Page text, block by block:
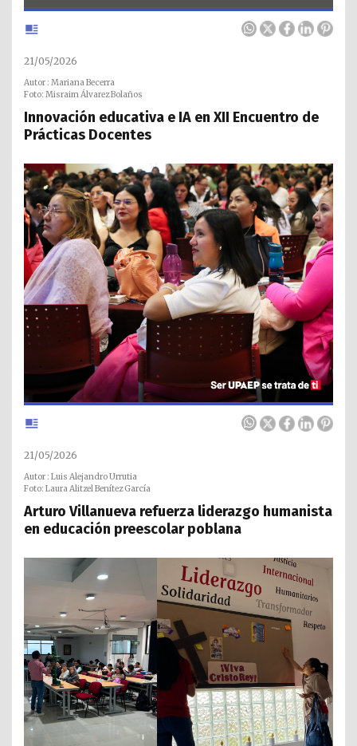
21/05/2026
Autor : Mariana Becerra
Foto: Misraim Álvarez Bolaños
Innovación educativa e IA en XII Encuentro de
Prácticas Docentes
21/05/2026
Autor : Luis Alejandro Urrutia
Foto: Laura Alitzel Benítez García
Arturo Villanueva refuerza liderazgo humanista
en educación preescolar poblana